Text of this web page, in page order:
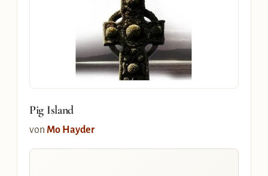
Pig Island
von Mo Hayder